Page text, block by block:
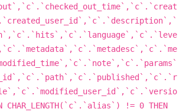
language`,`c`.`leve
CHAR_LENGTH(`c`.`alias`) != 0 THEN